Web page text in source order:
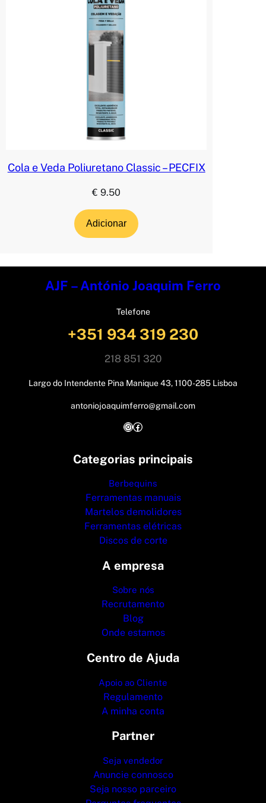
Cola e Veda Poliuretano Classic – PECFIX
€ 9.50
Adicionar
AJF – António Joaquim Ferro
Telefone
+351 934 319 230
218 851 320
Largo do Intendente Pina Manique 43, 1100-285 Lisboa
antoniojoaquimferro@gmail.com
InstagramFacebook
Categorias principais
Berbequins
Ferramentas manuais
Martelos demolidores
Ferramentas elétricas
Discos de corte
A empresa
Sobre nós
Recrutamento
Blog
Onde estamos
Centro de Ajuda
Apoio ao Cliente
Regulamento
A minha conta
Partner
Seja vendedor
Anuncie connosco
Seja nosso parceiro